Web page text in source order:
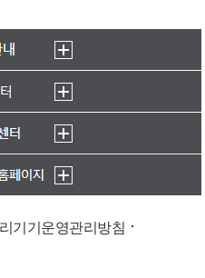
기기운영관리방침